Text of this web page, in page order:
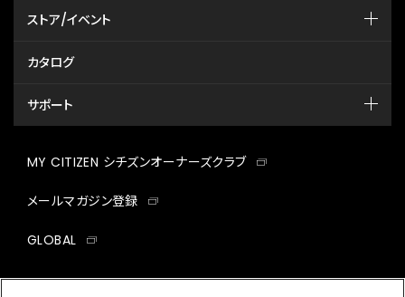
ストア/イベント
カタログ
サポート
MY CITIZEN シチズンオーナーズクラブ
メールマガジン登録
GLOBAL